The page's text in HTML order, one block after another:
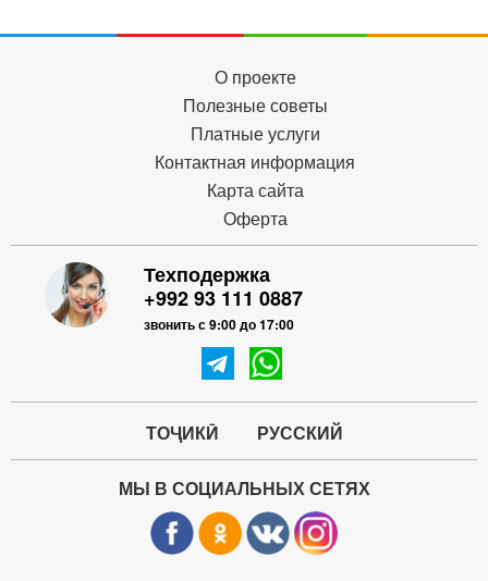
О проекте
Полезные советы
Платные услуги
Контактная информация
Карта сайта
Оферта
Техподержка
+992 93 111 0887
звонить с 9:00 до 17:00
ТОҶИКӢ РУССКИЙ
МЫ В СОЦИАЛЬНЫХ СЕТЯХ